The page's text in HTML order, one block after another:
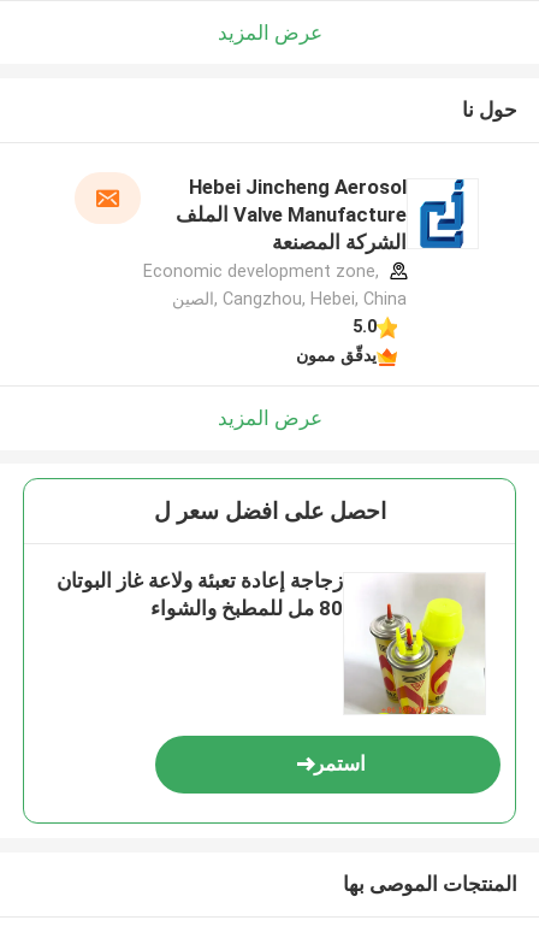
عرض المزيد
حول نا
Hebei Jincheng Aerosol
Valve Manufacture الملف
الشركة المصنعة
Economic development zone,
Cangzhou, Hebei, China ,الصين
5.0
يدقّق ممون
عرض المزيد
احصل على افضل سعر ل
زجاجة إعادة تعبئة ولاعة غاز البوتان
80 مل للمطبخ والشواء
استمر
المنتجات الموصى بها